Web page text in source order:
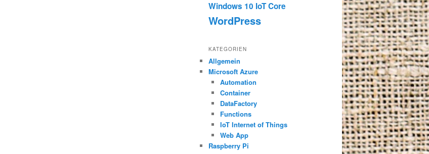
Windows 10 IoT Core
WordPress
KATEGORIEN
Allgemein
Microsoft Azure
Automation
Container
DataFactory
Functions
IoT Internet of Things
Web App
Raspberry Pi